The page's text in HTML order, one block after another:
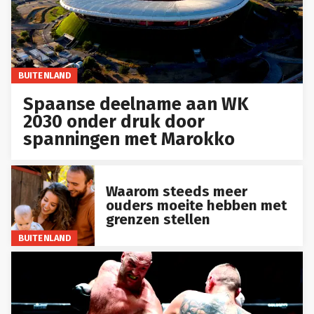
BUITENLAND
Spaanse deelname aan WK
2030 onder druk door
spanningen met Marokko
BUITENLAND
Waarom steeds meer
ouders moeite hebben met
grenzen stellen